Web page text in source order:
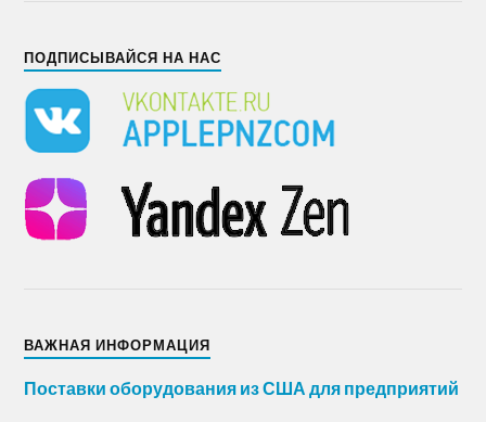
ПОДПИСЫВАЙСЯ НА НАС
ВАЖНАЯ ИНФОРМАЦИЯ
Поставки оборудования из США для предприятий